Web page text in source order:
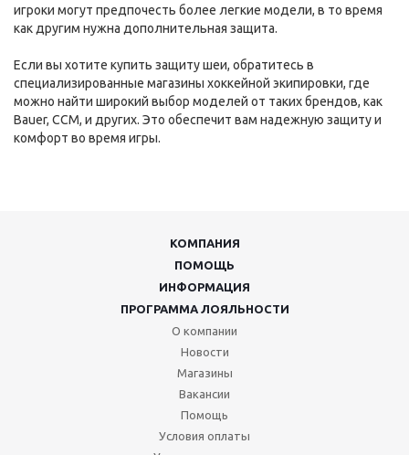
игроки могут предпочесть более легкие модели, в то время
как другим нужна дополнительная защита.
Если вы хотите купить защиту шеи, обратитесь в
специализированные магазины хоккейной экипировки, где
можно найти широкий выбор моделей от таких брендов, как
Bauer, CCM, и других. Это обеспечит вам надежную защиту и
комфорт во время игры.
КОМПАНИЯ
ПОМОЩЬ
ИНФОРМАЦИЯ
ПРОГРАММА ЛОЯЛЬНОСТИ
О компании
Новости
Магазины
Вакансии
Помощь
Условия оплаты